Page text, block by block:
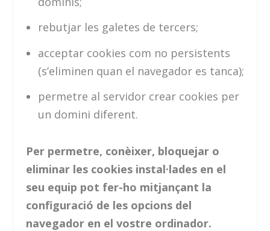
rebutjar les galetes de tercers;
acceptar cookies com no persistents
(s’eliminen quan el navegador es tanca);
permetre al servidor crear cookies per
un domini diferent.
Per permetre, conèixer, bloquejar o
eliminar les cookies instal·lades en el
seu equip pot fer-ho mitjançant la
configuració de les opcions del
navegador en el vostre ordinador.